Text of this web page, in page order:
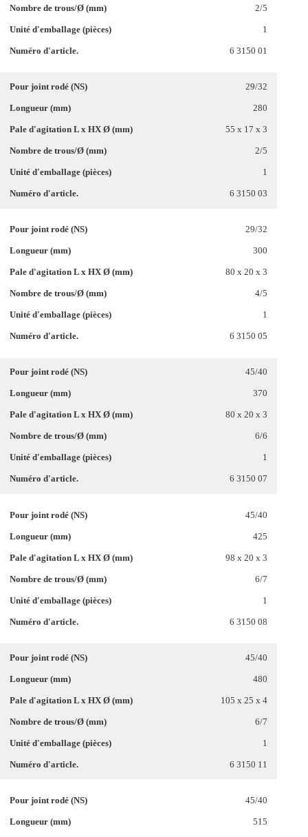
2/5
1
6 3150 01
29/32
280
55 x 17 x 3
2/5
1
6 3150 03
29/32
300
80 x 20 x 3
4/5
1
6 3150 05
45/40
370
80 x 20 x 3
6/6
1
6 3150 07
45/40
425
98 x 20 x 3
6/7
1
6 3150 08
45/40
480
105 x 25 x 4
6/7
1
6 3150 11
45/40
515